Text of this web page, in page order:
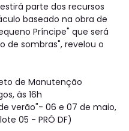
parte dos recursos
baseado na obra de
Príncipe" que será
sombras", revelou o
de Manutenção
às 16h
verão"- 06 e 07 de maio,
05 - PRÓ DF)